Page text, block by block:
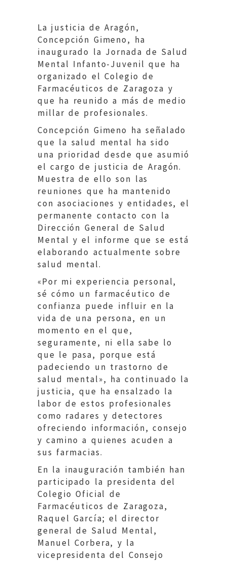
La justicia de Aragón,
Concepción Gimeno, ha
inaugurado la Jornada de Salud
Mental Infanto-Juvenil que ha
organizado el Colegio de
Farmacéuticos de Zaragoza y
que ha reunido a más de medio
millar de profesionales.
Concepción Gimeno ha señalado
que la salud mental ha sido
una prioridad desde que asumió
el cargo de justicia de Aragón.
Muestra de ello son las
reuniones que ha mantenido
con asociaciones y entidades, el
permanente contacto con la
Dirección General de Salud
Mental y el informe que se está
elaborando actualmente sobre
salud mental.
«Por mi experiencia personal,
sé cómo un farmacéutico de
confianza puede influir en la
vida de una persona, en un
momento en el que,
seguramente, ni ella sabe lo
que le pasa, porque está
padeciendo un trastorno de
salud mental», ha continuado la
justicia, que ha ensalzado la
labor de estos profesionales
como radares y detectores
ofreciendo información, consejo
y camino a quienes acuden a
sus farmacias.
En la inauguración también han
participado la presidenta del
Colegio Oficial de
Farmacéuticos de Zaragoza,
Raquel García; el director
general de Salud Mental,
Manuel Corbera, y la
vicepresidenta del Consejo